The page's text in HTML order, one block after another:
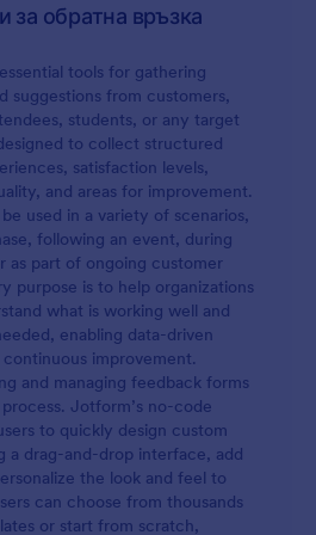
имейл акаунт. Точно
безплатен конструктор на
формови
и цветовете, за да
бизнес. Ако искате да
от вас услуга за
повече от 100 мощни
като Google
Dropbox и други. Можете
подадените формуляри
или да изпращате
ви акаунти! Издигнете
на следващото
форма за обратна
обратна връзка
tools for gathering
suggestions from customers,
students, or any target
to collect structured
satisfaction levels,
and areas for improvement.
used in a variety of scenarios,
following an event, during
as part of ongoing customer
purpose is to help organizations
what is working well and
enabling data-driven
improvement.
and managing feedback forms
Jotform’s no-code
to quickly design custom
a drag-and-drop interface, add
the look and feel to
can choose from thousands
or start from scratch,